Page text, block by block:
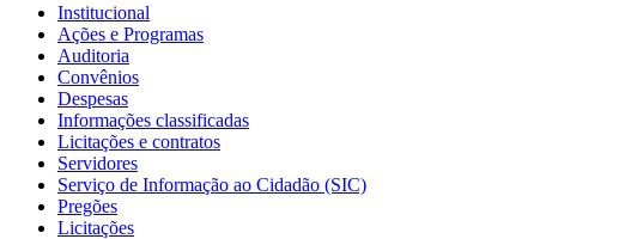
Institucional
Ações e Programas
Auditoria
Convênios
Despesas
Informações classificadas
Licitações e contratos
Servidores
Serviço de Informação ao Cidadão (SIC)
Pregões
Licitações